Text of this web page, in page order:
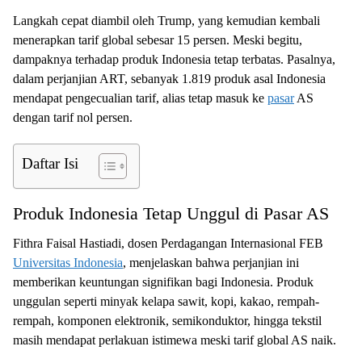
Langkah cepat diambil oleh Trump, yang kemudian kembali
menerapkan tarif global sebesar 15 persen. Meski begitu,
dampaknya terhadap produk Indonesia tetap terbatas. Pasalnya,
dalam perjanjian ART, sebanyak 1.819 produk asal Indonesia
mendapat pengecualian tarif, alias tetap masuk ke pasarAS
dengan tarif nol persen.
Daftar Isi
Produk Indonesia Tetap Unggul di Pasar AS
Fithra Faisal Hastiadi, dosen Perdagangan Internasional FEB
Universitas Indonesia, menjelaskan bahwa perjanjian ini
memberikan keuntungan signifikan bagi Indonesia. Produk
unggulan seperti minyak kelapa sawit, kopi, kakao, rempah-
rempah, komponen elektronik, semikonduktor, hingga tekstil
masih mendapat perlakuan istimewa meski tarif global AS naik.